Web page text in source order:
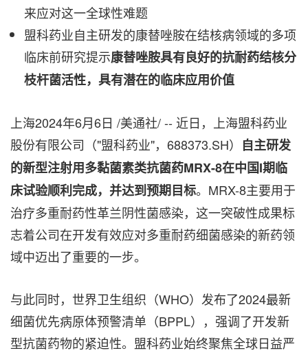
来应对这一全球性难题
盟科药业自主研发的康替唑胺在结核病领域的多项
临床前研究提示康替唑胺具有良好的抗耐药结核分
枝杆菌活性，具有潜在的临床应用价值
上海2024年6月6日 /美通社/ -- 近日，上海盟科药业
股份有限公司（"盟科药业"，688373.SH） 自主研发
的新型注射用多黏菌素类抗菌药MRX-8在中国I期临
床试验顺利完成，并达到预期目标。MRX-8主要用于
治疗多重耐药性革兰阴性菌感染，这一突破性成果标
志着公司在开发有效应对多重耐药细菌感染的新药领
域中迈出了重要的一步。
与此同时，世界卫生组织（WHO）发布了2024最新
细菌优先病原体预警清单（BPPL），强调了开发新
型抗菌药物的紧迫性。盟科药业始终聚焦全球日益严